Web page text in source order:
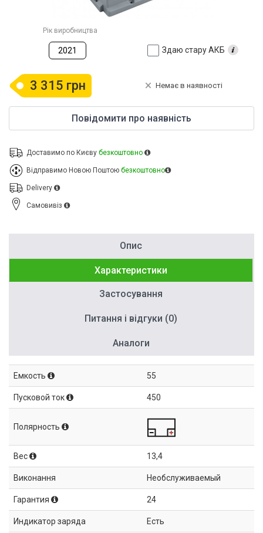
Рік виробництва
2021 Здаю стару АКБ
3 315 грн Немає в наявності
Повідомити про наявність
Доставимо по Києву безкоштовно
Відправимо Новою Поштою безкоштовно
Delivery
Cамовивіз
Опис
Характеристики
Застосування
Питання і відгуки (0)
Аналоги
Емкость 55
Пусковой ток 450
Полярность
Вес 13,4
Виконання Необслуживаемый
Гарантия 24
Индикатор заряда Есть